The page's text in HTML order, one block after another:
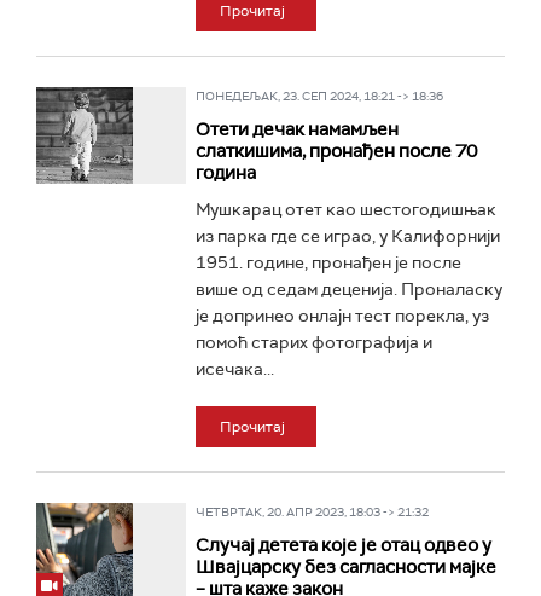
Прочитај
ПОНЕДЕЉАК, 23. СЕП 2024, 18:21 -> 18:36
Отети дечак намамљен
слаткишима, пронађен после 70
година
Мушкарац отет као шестогодишњак
из парка где се играо, у Калифорнији
1951. године, пронађен је после
више од седам деценија. Проналаску
је допринео онлајн тест порекла, уз
помоћ старих фотографија и
исечака...
Прочитај
ЧЕТВРТАК, 20. АПР 2023, 18:03 -> 21:32
Случај детета које је отац одвео у
Швајцарску без сагласности мајке
– шта каже закон